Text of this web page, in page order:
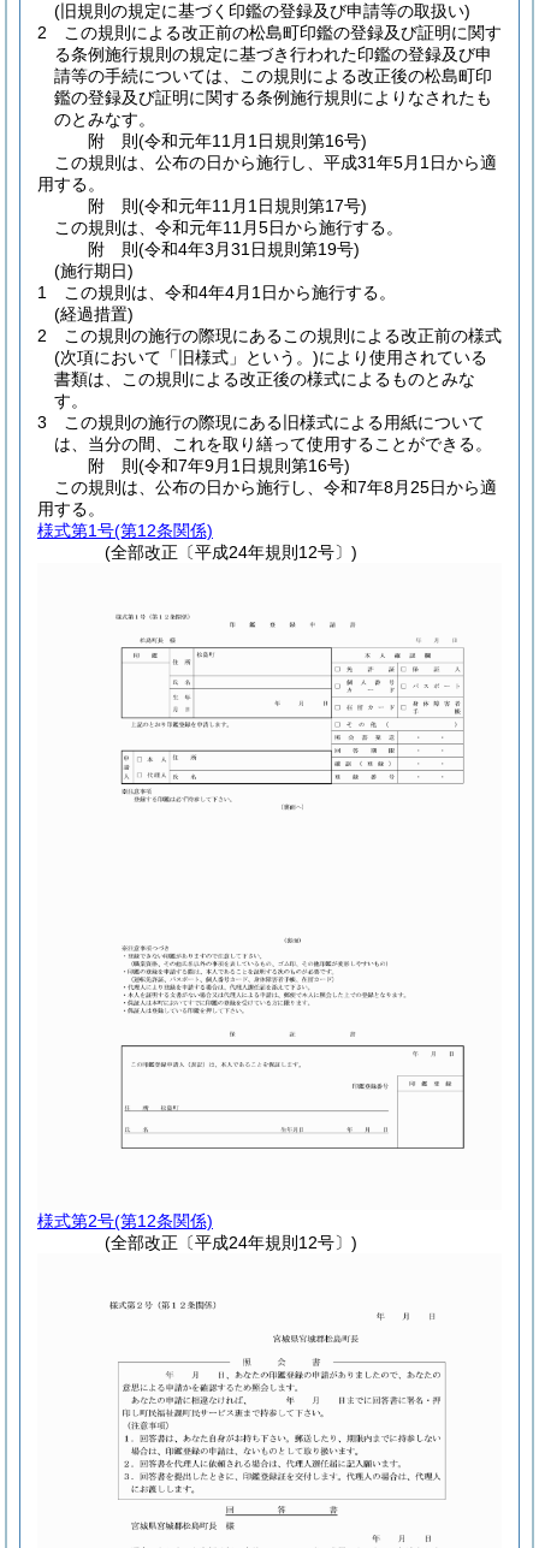
(旧規則の規定に基づく印鑑の登録及び申請等の取扱い)
2
この規則による改正前の松島町印鑑の登録及び証明に関す
る条例施行規則の規定に基づき行われた印鑑の登録及び申
請等の手続については、この規則による改正後の松島町印
鑑の登録及び証明に関する条例施行規則によりなされたも
のとみなす。
附 則(令和元年11月1日規則第16号)
この規則は、公布の日から施行し、平成31年5月1日から適
用する。
附 則(令和元年11月1日規則第17号)
この規則は、令和元年11月5日から施行する。
附 則(令和4年3月31日規則第19号)
(施行期日)
1
この規則は、令和4年4月1日から施行する。
(経過措置)
2
この規則の施行の際現にあるこの規則による改正前の様式
(次項において「旧様式」という。)により使用されている
書類は、この規則による改正後の様式によるものとみな
す。
3
この規則の施行の際現にある旧様式による用紙について
は、当分の間、これを取り繕って使用することができる。
附 則(令和7年9月1日規則第16号)
この規則は、公布の日から施行し、令和7年8月25日から適
用する。
様式第1号(第12条関係)
(全部改正〔平成24年規則12号〕)
様式第2号(第12条関係)
(全部改正〔平成24年規則12号〕)